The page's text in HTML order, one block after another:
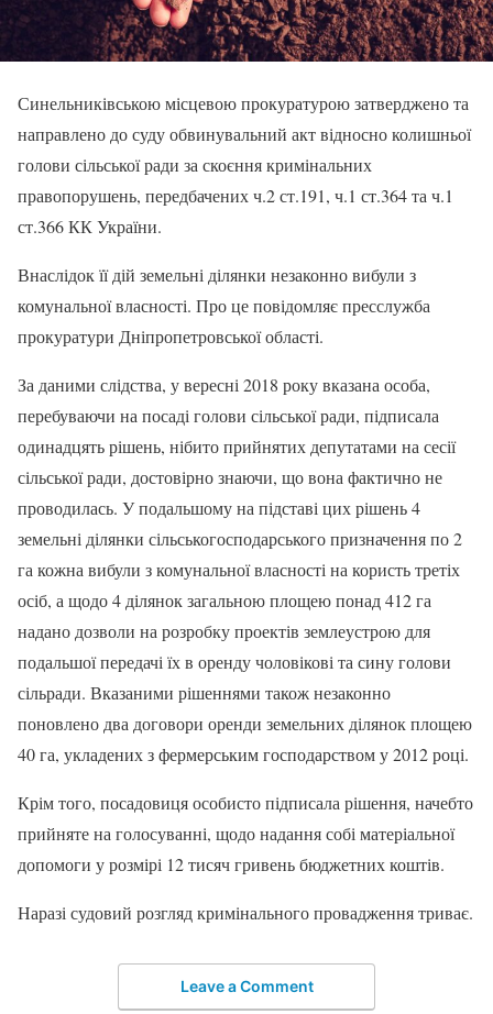
Синельниківською місцевою прокуратурою затверджено та
направлено до суду обвинувальний акт відносно колишньої
голови сільської ради за скоєння кримінальних
правопорушень, передбачених ч.2 ст.191, ч.1 ст.364 та ч.1
ст.366 КК України.
Внаслідок її дій земельні ділянки незаконно вибули з
комунальної власності. Про це повідомляє пресслужба
прокуратури Дніпропетровської області.
За даними слідства, у вересні 2018 року вказана особа,
перебуваючи на посаді голови сільської ради, підписала
одинадцять рішень, нібито прийнятих депутатами на сесії
сільської ради, достовірно знаючи, що вона фактично не
проводилась. У подальшому на підставі цих рішень 4
земельні ділянки сільськогосподарського призначення по 2
га кожна вибули з комунальної власності на користь третіх
осіб, а щодо 4 ділянок загальною площею понад 412 га
надано дозволи на розробку проектів землеустрою для
подальшої передачі їх в оренду чоловікові та сину голови
сільради. Вказаними рішеннями також незаконно
поновлено два договори оренди земельних ділянок площею
40 га, укладених з фермерським господарством у 2012 році.
Крім того, посадовиця особисто підписала рішення, начебто
прийняте на голосуванні, щодо надання собі матеріальної
допомоги у розмірі 12 тисяч гривень бюджетних коштів.
Наразі судовий розгляд кримінального провадження триває.
Leave a Comment